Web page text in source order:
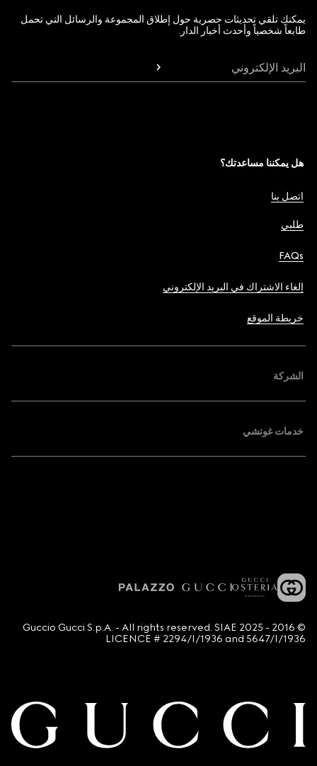
يمكنك تلقي تحديثات حصرية حول إطلاق المجموعة والرسائل التي تحمل
طابعاً شخصياً وأحدث أخبار الدار.
البريد الإلكتروني
هل يمكننا مساعدتك؟
اتصل بنا
طلبي
FAQs
إلغاء الاشتراك في البريد الإلكتروني
خريطة الموقع
الشركة
خدمات غوتشي
© 2016 - 2025 Guccio Gucci S.p.A. - All rights reserved. SIAE
LICENCE # 2294/I/1936 and 5647/I/1936